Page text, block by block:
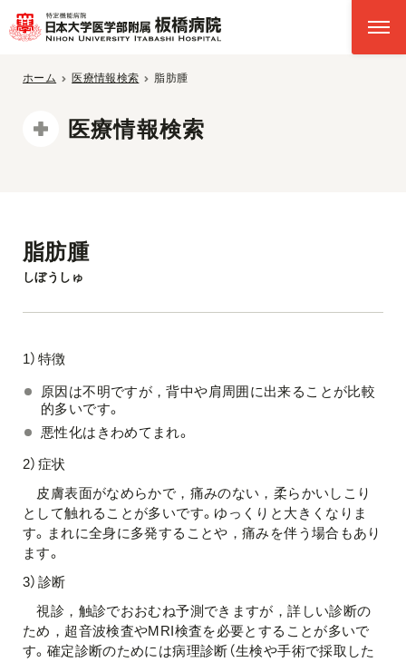
ホーム 医療情報検索 脂肪腫
医療情報検索
脂肪腫
しぼうしゅ
1）特徴
原因は不明ですが，背中や肩周囲に出来ることが比較
的多いです。
悪性化はきわめてまれ。
2）症状
皮膚表面がなめらかで，痛みのない，柔らかいしこり
として触れることが多いです。ゆっくりと大きくなりま
す。まれに全身に多発することや，痛みを伴う場合もあり
ます。
3）診断
視診，触診でおおむね予測できますが，詳しい診断の
ため，超音波検査やMRI検査を必要とすることが多いで
す。確定診断のためには病理診断（生検や手術で採取した